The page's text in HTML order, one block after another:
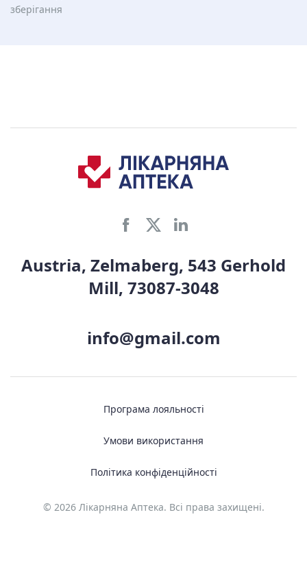
зберiгання
Austria, Zelmaberg, 543 Gerhold
Mill, 73087-3048
info@gmail.com
© 2026 Лікарняна Аптека. Всі права захищені.
Програма лояльності
Умови використання
Політика конфіденційності